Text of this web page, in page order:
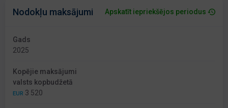
Nodokļu maksājumi Apskatīt iepriekšējos periodus
Gads
2025
Kopējie maksājumi
valsts kopbudžetā
EUR 3 520